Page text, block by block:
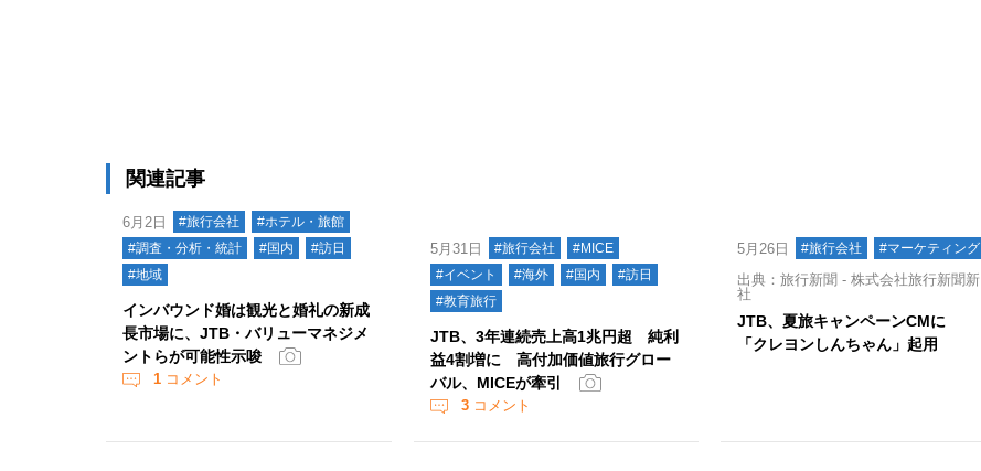
関連記事
6月2日 #旅行会社
#ホテル・旅館
#調査・分析・統計
#国内
#訪日
#地域
インバウンド婚は観光と婚礼の新成
長市場に、JTB・バリューマネジメ
ントらが可能性示唆
1 コメント
5月31日 #旅行会社
#MICE
#イベント
#海外 #国内
#訪日
#教育旅行
JTB、3年連続売上高1兆円超 純利
益4割増に 高付加価値旅行グロー
バル、MICEが牽引
3コメント
5月26日 #旅行会社 #マーケティング
出典：旅行新聞 - 株式会社旅行新聞新
社
JTB、夏旅キャンペーンCMに
「クレヨンしんちゃん」起用